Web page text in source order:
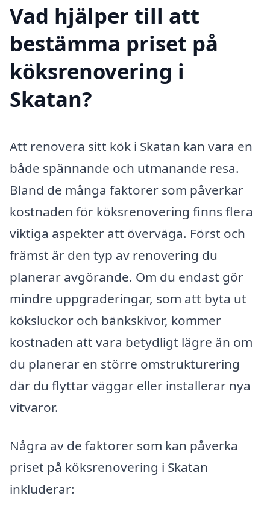
Vad hjälper till att
bestämma priset på
köksrenovering i
Skatan?
Att renovera sitt kök i Skatan kan vara en
både spännande och utmanande resa.
Bland de många faktorer som påverkar
kostnaden för köksrenovering finns flera
viktiga aspekter att överväga. Först och
främst är den typ av renovering du
planerar avgörande. Om du endast gör
mindre uppgraderingar, som att byta ut
köksluckor och bänkskivor, kommer
kostnaden att vara betydligt lägre än om
du planerar en större omstrukturering
där du flyttar väggar eller installerar nya
vitvaror.
Några av de faktorer som kan påverka
priset på köksrenovering i Skatan
inkluderar: